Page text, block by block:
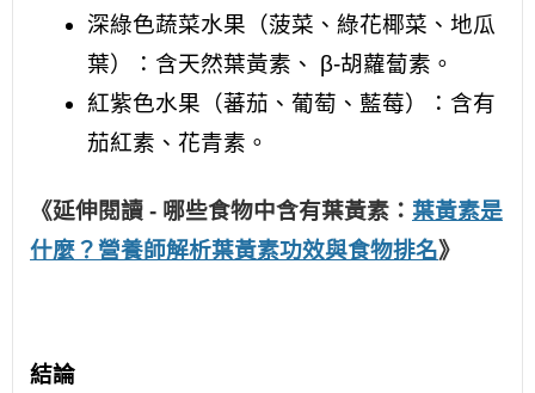
深綠色蔬菜水果（菠菜、綠花椰菜、地瓜
葉）：含天然葉黃素、 β-胡蘿蔔素。
紅紫色水果（蕃茄、葡萄、藍莓）：含有
茄紅素、花青素。
《延伸閱讀 - 哪些食物中含有葉黃素： 葉黃素是
什麼？營養師解析葉黃素功效與食物排名》
結論